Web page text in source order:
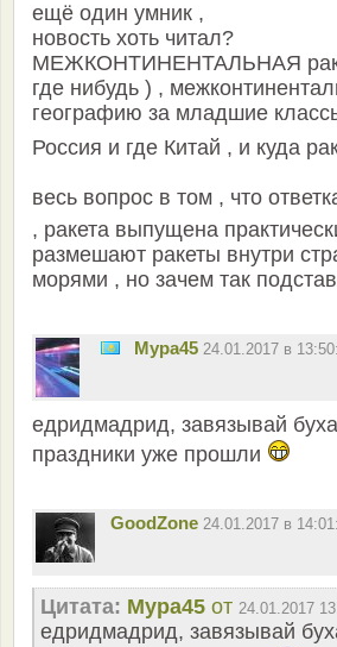
ещё один умник ,
новость хоть читал?
МЕЖКОНТИНЕНТАЛЬНАЯ
где нибудь ) ,
географию за младшие
Россия и где Китай , и куда
весь вопрос в том , что
, ракета выпущена
размешают ракеты внутри
морями , но зачем так
Мура45 24.01.2017 в
едридмадрид, завязывай
праздники уже прошли
GoodZone 24.01.2017 в
Цитата: Мура45 от 24.01.2017
едридмадрид, завязывай